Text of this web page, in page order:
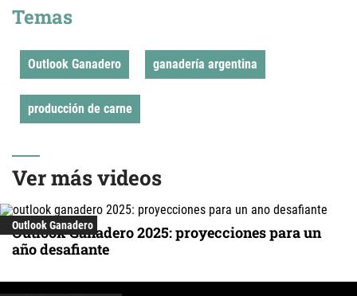
Temas
Outlook Ganadero ganadería argentina
producción de carne
Ver más videos
Outlook Ganadero
Outlook Ganadero 2025: proyecciones para un
año desafiante